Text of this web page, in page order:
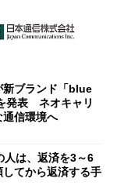
新ブランド「blue
発表 ネオキャリ
通信環境へ
人は、返済を3～6
てから返済する手